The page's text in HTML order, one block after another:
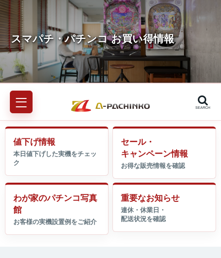
SEARCH
値下げ情報
セール・
キャンペーン情報
わが家のパチンコ写真
館
重要なお知らせ